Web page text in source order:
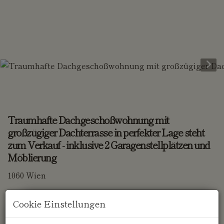
Traumhafte Dachgeschoßwohnung mit
großzügiger Dachterrasse in perfekter Lage steht
zum Verkauf - inklusive 2 Garagenstellplätzen und
Möblierung
1060 Wien
Beschreibung
Cookie Einstellungen